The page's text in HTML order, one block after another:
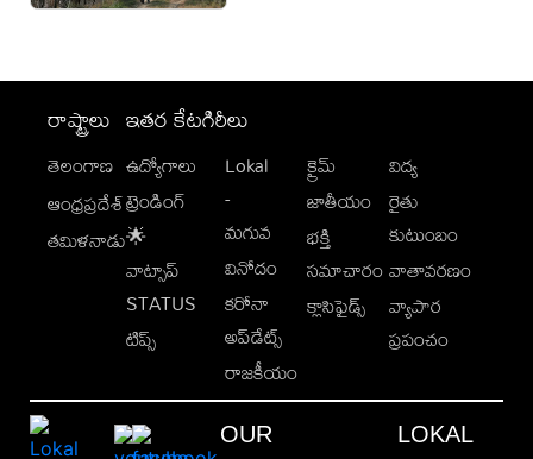
రాష్ట్రాలు
తెలంగాణ
ఆంధ్రప్రదేశ్
తమిళనాడు
ఇతర కేటగిరీలు
ఉద్యోగాలు
ట్రెండింగ్
🌟
వాట్సాప్
STATUS
టిప్స్
Lokal
-
మగువ
వినోదం
కరోనా
అప్‌డేట్స్
రాజకీయం
క్రైమ్
జాతీయం
భక్తి
సమాచారం
క్లాసిఫైడ్స్
విద్య
రైతు
కుటుంబం
వాతావరణం
వ్యాపార
ప్రపంచం
OUR
LOKAL